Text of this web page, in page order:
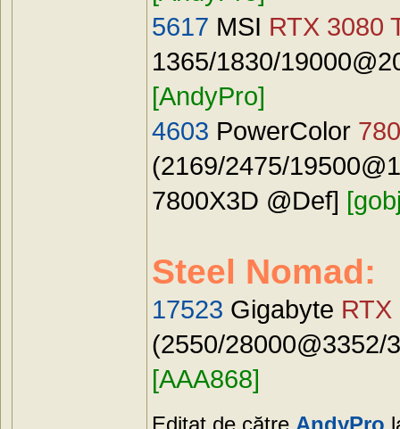
5617 MSI RTX 3080
1365/1830/
[AndyPro]
4603 PowerColor
(2169/2475/
7800X3D @Def]
Steel Nomad:
17523 Gigabyte RTX
(2550/
[AAA868]